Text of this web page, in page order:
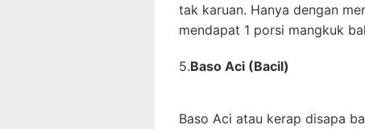
tak karuan. Hanya dengan
mendapat 1 porsi mangkuk
5.Baso Aci (Bacil)
Baso Aci atau kerap disapa